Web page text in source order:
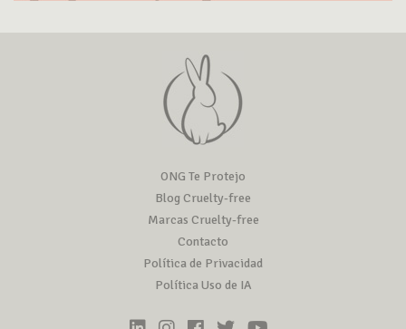
ONG Te Protejo
Blog Cruelty-free
Marcas Cruelty-free
Contacto
Política de Privacidad
Política Uso de IA